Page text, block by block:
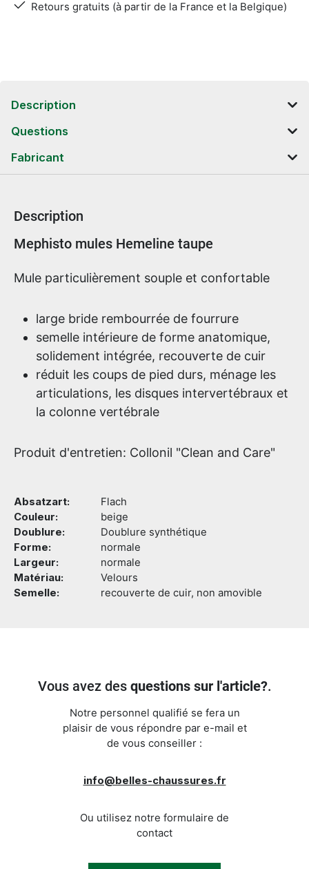
Retours gratuits (à partir de la France et la Belgique)
Description
Questions
Fabricant
Description
Informations sur le produit
Mephisto mules Hemeline taupe
Mule particulièrement souple et confortable
large bride rembourrée de fourrure
semelle intérieure de forme anatomique,
solidement intégrée, recouverte de cuir
réduit les coups de pied durs, ménage les
articulations, les disques intervertébraux et
la colonne vertébrale
Produit d'entretien: Collonil "Clean and Care"
Absatzart:
Flach
Couleur:
beige
Doublure:
Doublure synthétique
Forme:
normale
Largeur:
normale
Matériau:
Velours
Semelle:
recouverte de cuir, non amovible
Vous avez des questions sur l'article?.
Notre personnel qualifié se fera un
plaisir de vous répondre par e-mail et
de vous conseiller :
info@belles-chaussures.fr
Ou utilisez notre formulaire de
contact